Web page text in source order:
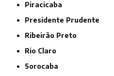
Piracicaba
Presidente Prudente
Ribeirão Preto
Rio Claro
Sorocaba